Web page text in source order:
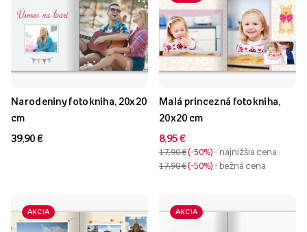
Narodeniny fotokniha, 20x20
cm
39,90 €
Malá princezná fotokniha,
20x20 cm
8,95 €
17,90 € -50% - najnižšia cena
17,90 € -50% - bežná cena
AKCIA AKCIA